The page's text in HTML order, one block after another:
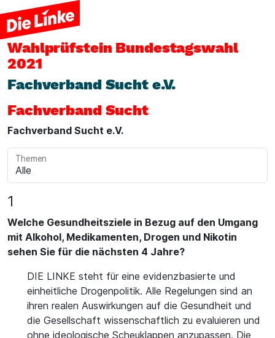
Wahlprüfstein Bundestagswahl
2021
Fachverband Sucht e.V.
Fachverband Sucht
Fachverband Sucht e.V.
Themen
1
Welche Gesundheitsziele in Bezug auf den Umgang
mit Alkohol, Medikamenten, Drogen und Nikotin
sehen Sie für die nächsten 4 Jahre?
DIE LINKE steht für eine evidenzbasierte und
einheitliche Drogenpolitik. Alle Regelungen sind an
ihren realen Auswirkungen auf die Gesundheit und
die Gesellschaft wissenschaftlich zu evaluieren und
ohne ideologische Scheuklappen anzupassen. Die